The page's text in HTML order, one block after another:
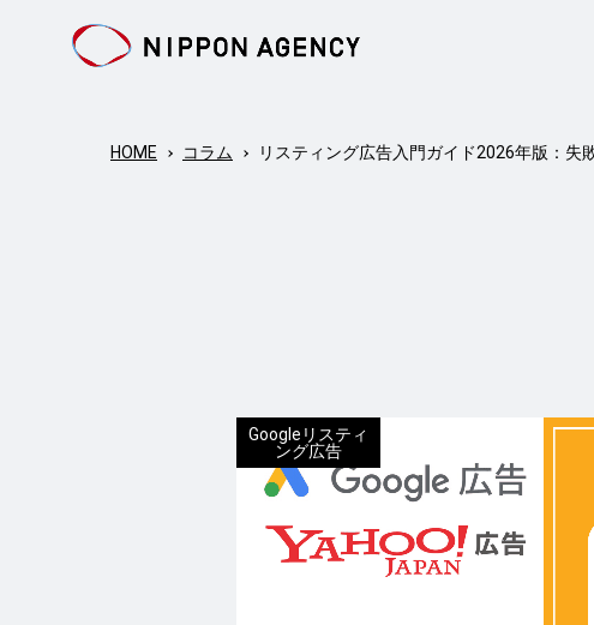
HOME コラム リスティング広告入門ガイド2026年版：失
Googleリスティ
ング広告